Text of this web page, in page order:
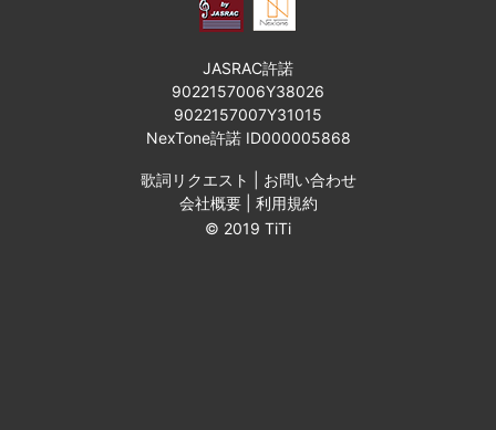
JASRAC許諾
9022157006Y38026
9022157007Y31015
NexTone許諾 ID000005868
歌詞リクエスト
お問い合わせ
会社概要| 利用規約
© 2019 TiTi